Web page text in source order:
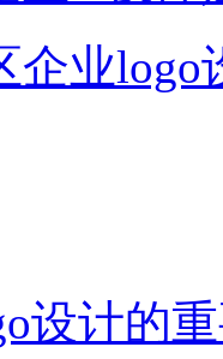
企业logo
设计的